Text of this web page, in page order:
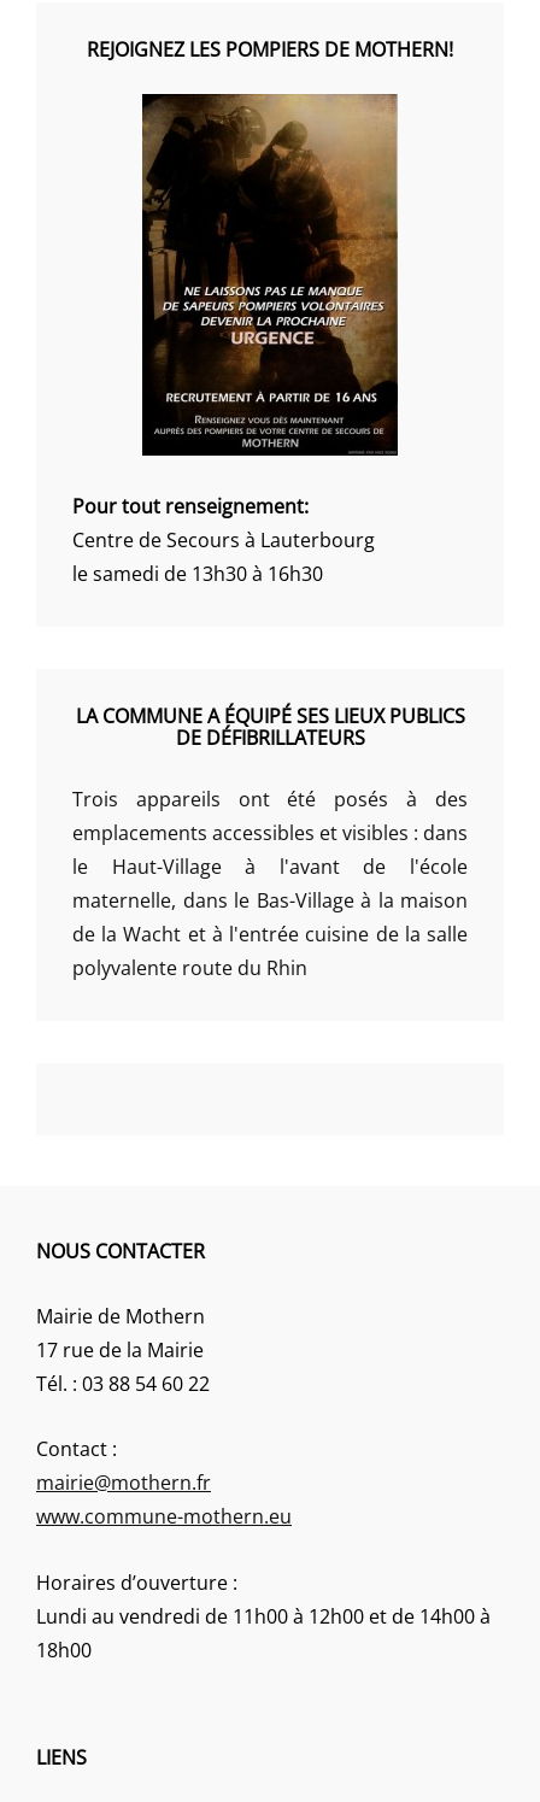
REJOIGNEZ LES POMPIERS DE MOTHERN!
Pour tout renseignement:
Centre de Secours à Lauterbourg
le samedi de 13h30 à 16h30
LA COMMUNE A ÉQUIPÉ SES LIEUX PUBLICS
DE DÉFIBRILLATEURS
Trois appareils ont été posés à des
emplacements accessibles et visibles : dans
le Haut-Village à l'avant de l'école
maternelle, dans le Bas-Village à la maison
de la Wacht et à l'entrée cuisine de la salle
polyvalente route du Rhin
NOUS CONTACTER
Mairie de Mothern
17 rue de la Mairie
Tél. : 03 88 54 60 22
Contact :
mairie@mothern.fr
www.commune-mothern.eu
Horaires d’ouverture :
Lundi au vendredi de 11h00 à 12h00 et de 14h00 à
18h00
LIENS